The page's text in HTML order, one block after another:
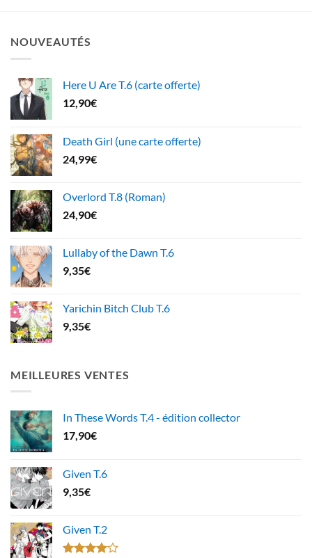
NOUVEAUTÉS
Here U Are T.6 (carte offerte)
12,90€
Death Girl (une carte offerte)
24,99€
Overlord T.8 (Roman)
24,90€
Lullaby of the Dawn T.6
9,35€
Yarichin Bitch Club T.6
9,35€
MEILLEURES VENTES
In These Words T.4 - édition collector
17,90€
Given T.6
9,35€
Given T.2